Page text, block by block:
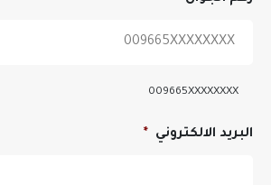
009665XXXXXXXX
البريد الالكتروني *